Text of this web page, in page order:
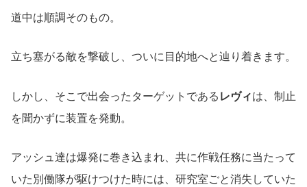
道中は順調そのもの。
立ち塞がる敵を撃破し、ついに目的地へと辿り着きます。
しかし、そこで出会ったターゲットである レヴィは、制止
を聞かずに装置を発動。
アッシュ達は爆発に巻き込まれ、共に作戦任務に当たって
いた別働隊が駆けつけた時には、研究室ごと消失していた